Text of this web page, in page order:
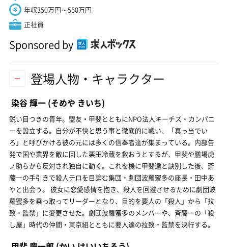
年収350万円～550万円
正社員
Sponsored by
登場人物・キャラクター
染谷 輝一 (そめや きいち)
鋭い目つきの青年。盟友・甲斐とともにNPO法人キーチズ・カンパニ
ーを設立する。自分が不快と思う事と徹底的に戦い、「真っ当でい
ろ」と呼びかける彼の元には多くの信奉者達が集まっている。内部告
発で国や業界を敵に回した栗田冷蔵を救おうとするが、甲斐や膳場虎
ノ助らから反対され独自に動く。これを機に甲斐達と訣別した後、斎
藤一の手引きで殺人テロを目論む集団・劇団波羅蜜多の座長・田中あ
やと出会う。 彼女に恋愛感情を抱き、殺人を回避させるために劇団波
羅蜜多を乗っ取ってリーダーとなり、目的を要人の「殺人」から「拉
致・監禁」に変更させた。劇団波羅蜜多のメンバーや、斉藤一の「殺
し屋」時代の仲間・東京組とともに要人達の拉致・監禁を決行する。